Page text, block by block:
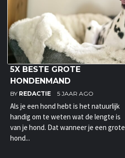
5X BESTE GROTE
HONDENMAND
BY REDACTIE 5 JAAR AGO
Als je een hond hebt is het natuurlijk
handig om te weten wat de lengte is
van je hond. Dat wanneer je een grote
hond...